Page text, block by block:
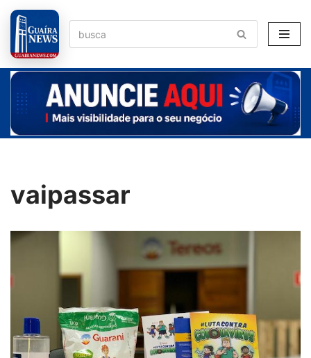
Pular
para
o
conteúdo
vaipassar